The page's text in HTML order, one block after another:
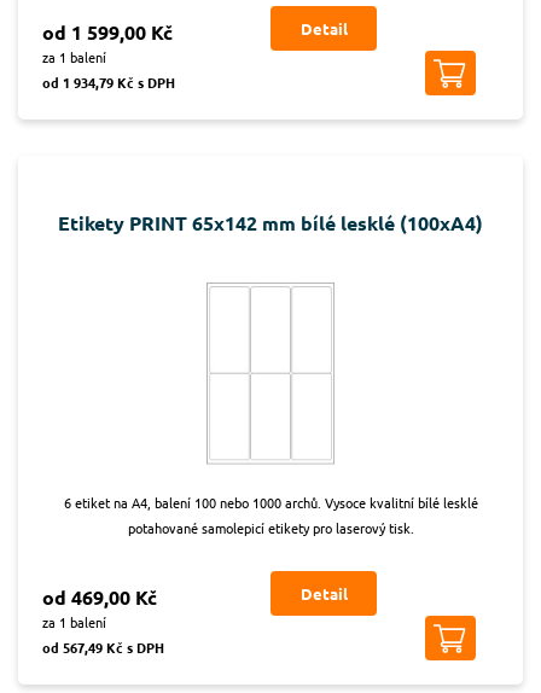
od 1 599,00 Kč
za 1 balení
od 1 934,79 Kč s DPH
Detail
Etikety PRINT 65x142 mm bílé lesklé (100xA4)
6 etiket na A4, balení 100 nebo 1000 archů. Vysoce kvalitní bílé lesklé
potahované samolepicí etikety pro laserový tisk.
od 469,00 Kč
za 1 balení
od 567,49 Kč s DPH
Detail